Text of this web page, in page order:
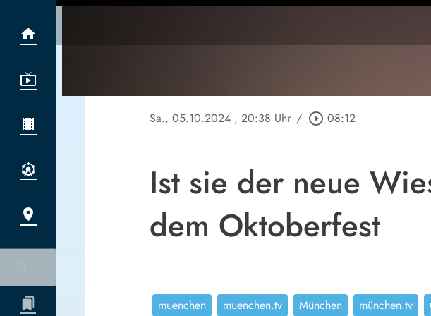
Sa., 05.10.2024 , 20:38 Uhr / play_circle_outline 08:12
Ist sie der neue
dem Oktoberfest
muenchen muenchen.tv München münchen.tv